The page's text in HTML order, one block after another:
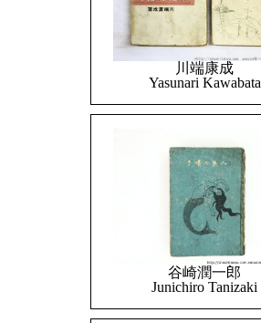
川端康成
Yasunari Kawabata
谷崎潤一郎
Junichiro Tanizaki